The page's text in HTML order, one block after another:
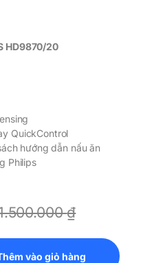
HD9870/20
QuickControl
hướng dẫn nấu ăn
Philips
₫
20 quantity
vào giỏ hàng